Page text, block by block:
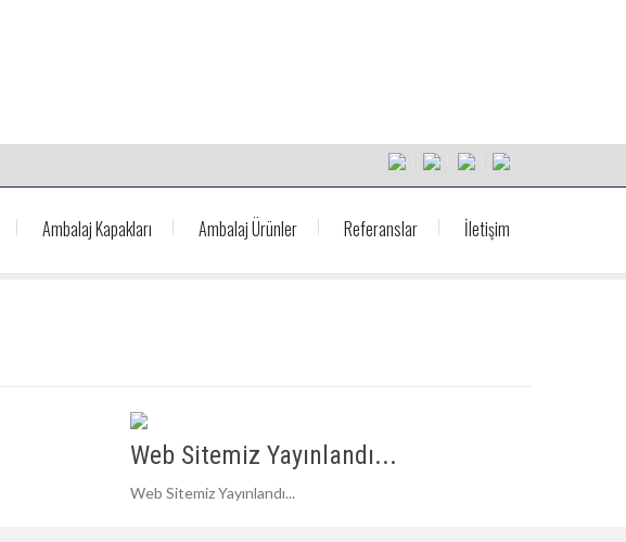
Ambalaj Kapakları Ambalaj Ürünler Referanslar İletişim
Web Sitemiz Yayınlandı...
Web Sitemiz Yayınlandı...